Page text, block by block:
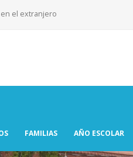
el extranjero
FAMILIAS AÑO ESCOLAR